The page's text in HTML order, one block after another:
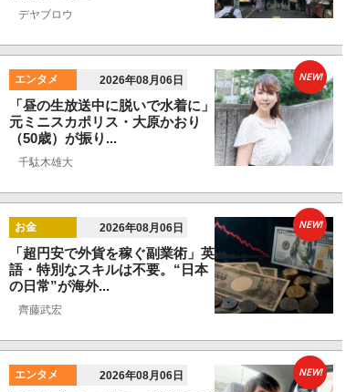
デヤブロウ
エンタメ 2026年08月06日
「昼の生放送中に脱いで水着に」
元ミニスカポリス・大原かおり
（50歳）が振り...
千駄木雄大
NEW!
お金 2026年08月06日
「超円安で外貨を稼ぐ副業術」英
語・特別なスキルは不要。“日本
の日常”が海外...
齊藤武宏
NEW!
エンタメ 2026年08月06日 NEW!